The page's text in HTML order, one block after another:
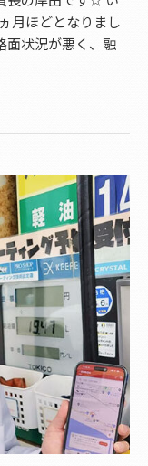
月ほどとなりまし
面状況が悪く、融